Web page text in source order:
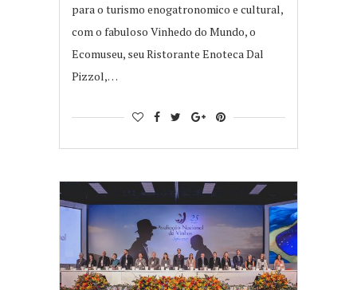
para o turismo enogatronomico e cultural,
com o fabuloso Vinhedo do Mundo, o
Ecomuseu, seu Ristorante Enoteca Dal
Pizzol,…